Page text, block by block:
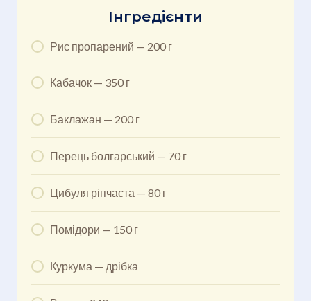
Інгредієнти
Рис пропарений — 200 г
Кабачок — 350 г
Баклажан — 200 г
Перець болгарський — 70 г
Цибуля ріпчаста — 80 г
Помідори — 150 г
Куркума — дрібка